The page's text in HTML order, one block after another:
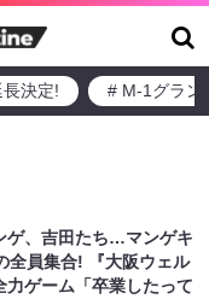
決定! # M-1グラン
ゲ、吉田たち…マンゲキ
全員集合! 『大阪ウェル
力ゲーム「卒業したって